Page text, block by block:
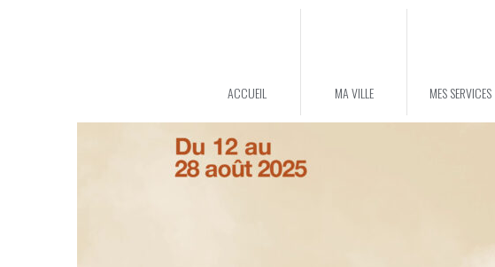
ACCUEIL MA VILLE MES SERVICES